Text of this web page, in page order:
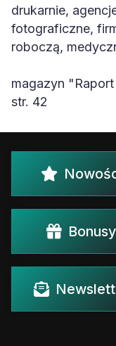
drukarnie,
fotograficzne,
roboczą,
magazyn
str. 42
Bonusy